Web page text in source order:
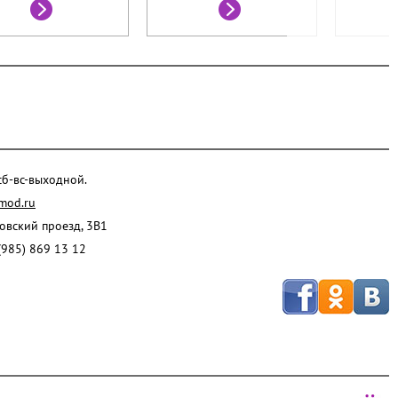
вс-выходной.
проезд, 3В1
869 13 12